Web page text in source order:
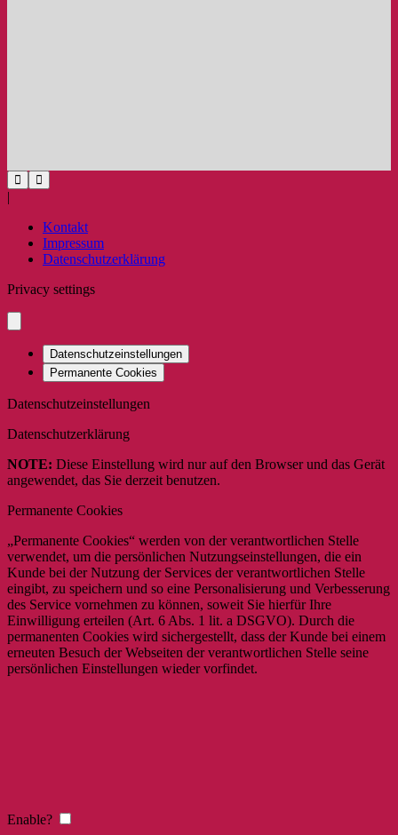
|
Kontakt
Impressum
Datenschutzerklärung
Privacy settings
Datenschutzeinstellungen
Permanente Cookies
Datenschutzeinstellungen
Datenschutzerklärung
NOTE: Diese Einstellung wird nur auf den Browser und das Gerät
angewendet, das Sie derzeit benutzen.
Permanente Cookies
„Permanente Cookies“ werden von der verantwortlichen Stelle
verwendet, um die persönlichen Nutzungseinstellungen, die ein
Kunde bei der Nutzung der Services der verantwortlichen Stelle
eingibt, zu speichern und so eine Personalisierung und Verbesserung
des Service vornehmen zu können, soweit Sie hierfür Ihre
Einwilligung erteilen (Art. 6 Abs. 1 lit. a DSGVO). Durch die
permanenten Cookies wird sichergestellt, dass der Kunde bei einem
erneuten Besuch der Webseiten der verantwortlichen Stelle seine
persönlichen Einstellungen wieder vorfindet.
Enable?